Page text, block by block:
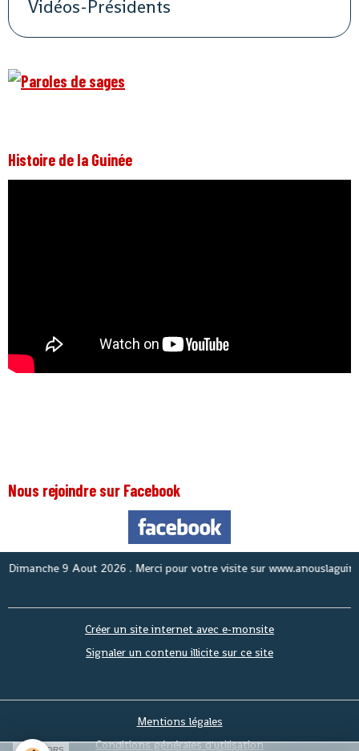
Vidéos-Présidents
Histoire de la Guinée
Nous rejoindre sur Facebook
9 Aout 2026. Merci pour votre visite sur
Créer un site internet avec e-monsite
Signaler un contenu illicite sur ce site
Mentions légales
Conditions générales d'utilisation